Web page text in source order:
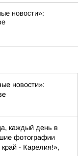
новости»:
новости»:
каждый день в
фотографии
- Карелия!»,